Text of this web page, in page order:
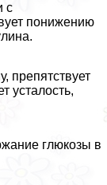
с
понижению
препятствует
усталость,
глюкозы в